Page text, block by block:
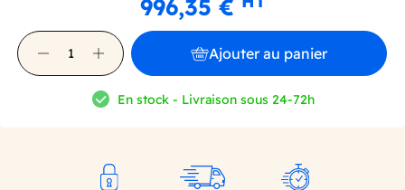
996,35 €
Ajouter au panier
En stock - Livraison sous 24-72h